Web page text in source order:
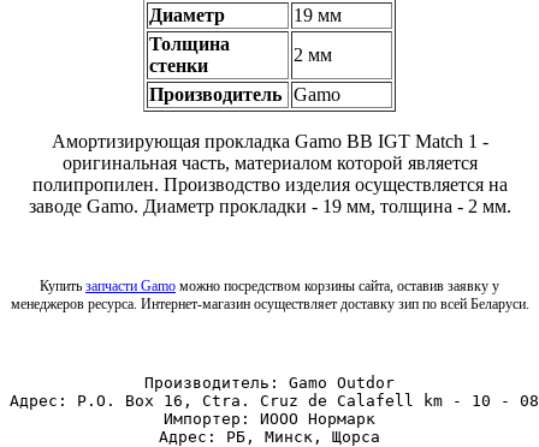
Диаметр
19 мм
Толщина
стенки
2 мм
Производитель Gamo
Амортизирующая прокладка Gamo BB IGT Match 1 -
оригинальная часть, материалом которой является
полипропилен. Производство изделия осуществляется на
заводе Gamo. Диаметр прокладки - 19 мм, толщина - 2 мм.
Купить запчасти Gamo можно посредством корзины сайта, оставив заявку у
менеджеров ресурса. Интернет-магазин осуществляет доставку зип по всей Беларуси.
Производитель: Gamo Outdor
Адрес: P.O. Box 16, Ctra. Cruz de Calafell km - 10 -
Импортер: ИООО Нормарк
Адрес: РБ, Минск, Щорса